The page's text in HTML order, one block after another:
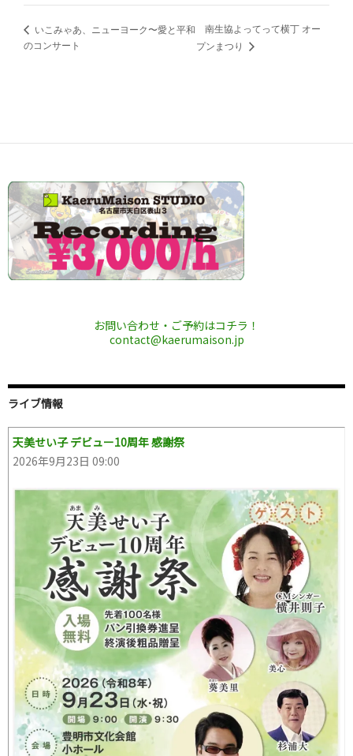
いこみゃあ、ニューヨーク〜愛と平和
のコンサート
南生協よってって横丁 オー
プンまつり
お問い合わせ・ご予約はコチラ！
contact@kaerumaison.jp
ライブ情報
天美せい子 デビュー10周年 感謝祭
2026年9月23日 09:00